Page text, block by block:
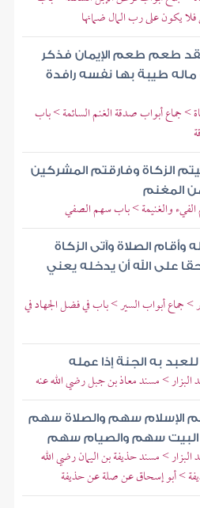
يكون على رب المال ضمانها
طعم طعم الإيمان فذكر
طيبة بها نفسه رافدة
> جماع أبواب صدقة الغنم السائمة > باب
الزكاة وفارقتم المشركين
المغنم
والغنيمة > باب سهم الصفي
وأقام الصلاة وآتى الزكاة
على الله أن يدخله يعني
جماع أبواب السير > باب في فضل الجهاد في
به الجنة إذا عمله
البزار > مسند معاذ بن جبل رضي الله عنه
الإسلام سهم والصلاة سهم
البيت سهم والصيام سهم
البزار > مسند حذيفة بن اليمان رضي الله
> أبو إسحاق عن صلة عن حذيفة